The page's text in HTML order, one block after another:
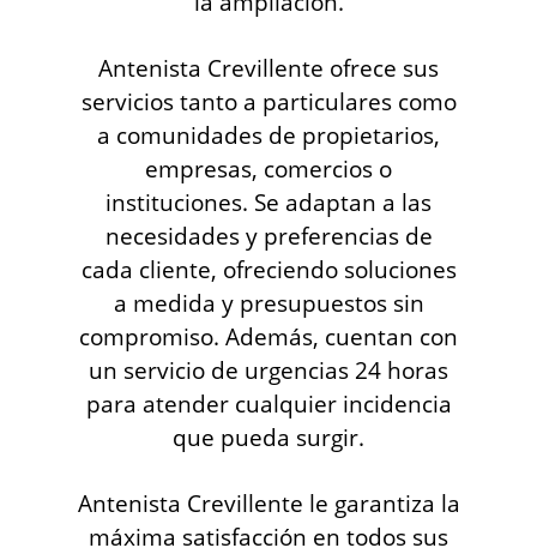
Antenista Crevillente ofrece sus
servicios tanto a particulares como
a comunidades de propietarios,
empresas, comercios o
instituciones. Se adaptan a las
necesidades y preferencias de
cada cliente, ofreciendo soluciones
a medida y presupuestos sin
compromiso. Además, cuentan con
un servicio de urgencias 24 horas
para atender cualquier incidencia
que pueda surgir.
Antenista Crevillente le garantiza la
máxima satisfacción en todos sus